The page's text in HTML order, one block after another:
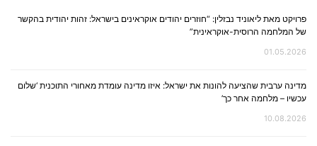
פרויקט מאת ליאוניד נבזלין: “חוזרים יהודים אוקראינים בישראל: זהות יהודית בהקשר
של המלחמה הרוסית-אוקראינית”
01.05.2026
מדינה ערבית שהציעה להונות את ישראל: איזו מדינה עומדת מאחורי התוכנית ‘שלום
עכשיו – מלחמה אחר כך’
10.08.2026